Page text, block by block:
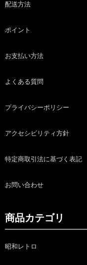
配送方法
ポイント
お支払い方法
よくある質問
プライバシーポリシー
アクセシビリティ方針
特定商取引法に基づく表記
お問い合わせ
商品カテゴリ
昭和レトロ